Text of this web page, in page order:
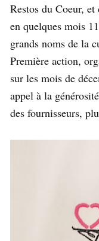
Restos du Coeur,
en quelques mois
grands noms de la
Première action,
sur les mois de
appel à la
des fournisseurs,